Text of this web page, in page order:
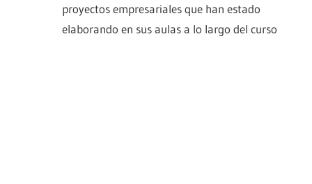
proyectos empresariales que han estado
elaborando en sus aulas a lo largo del curso